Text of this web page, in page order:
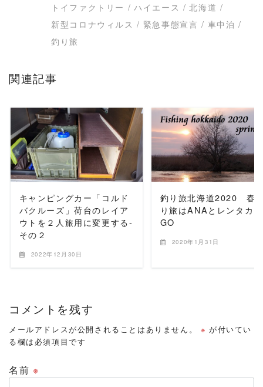
トイファクトリー / ハイエース / 北海道 /
新型コロナウィルス / 緊急事態宣言 / 車中泊 /
釣り旅
関連記事
READ MORE
キャンピングカー「コルド
バクルーズ」荷台のレイア
ウトを２人旅用に変更する-
その２
2022年12月30日
READ MORE
釣り旅北海道2020 春
り旅はANAとレンタカ
GO
2020年1月31日
コメントを残す
メールアドレスが公開されることはありません。 ※ が付いてい
る欄は必須項目です
名前 ※